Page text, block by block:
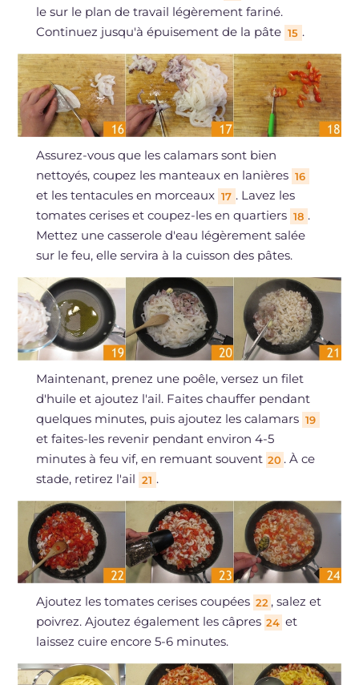
le sur le plan de travail légèrement fariné.
Continuez jusqu'à épuisement de la pâte 15 .
Assurez-vous que les calamars sont bien
nettoyés, coupez les manteaux en lanières 16
et les tentacules en morceaux 17 . Lavez les
tomates cerises et coupez-les en quartiers 18 .
Mettez une casserole d'eau légèrement salée
sur le feu, elle servira à la cuisson des pâtes.
Maintenant, prenez une poêle, versez un filet
d'huile et ajoutez l'ail. Faites chauffer pendant
quelques minutes, puis ajoutez les calamars 19
et faites-les revenir pendant environ 4-5
minutes à feu vif, en remuant souvent 20 . À ce
stade, retirez l'ail 21 .
Ajoutez les tomates cerises coupées 22 , salez et
poivrez. Ajoutez également les câpres 24 et
laissez cuire encore 5-6 minutes.